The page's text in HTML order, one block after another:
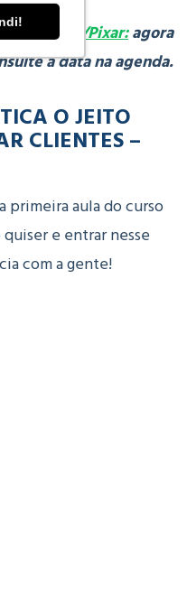
Disney/Pixar:agora
a data na agenda.
O JEITO
CLIENTES –
primeira aula do curso
e entrar nesse
com a gente!